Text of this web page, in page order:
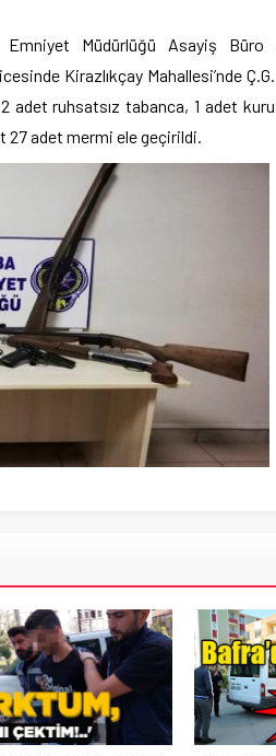
Müdürlüğü Asayiş Büro
Kirazlıkçay Mahallesi’nde
ruhsatsız tabanca, 1 adet
27 adet mermi ele geçirildi.